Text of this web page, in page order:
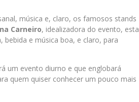
música e, claro, os famosos stands
Carneiro, idealizadora do evento, esta
e música boa, e claro, para
um evento diurno e que englobará
quem quiser conhecer um pouco mais